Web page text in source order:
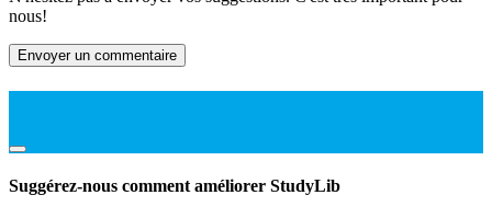
nous!
Envoyer un commentaire
Suggérez-nous comment améliorer StudyLib